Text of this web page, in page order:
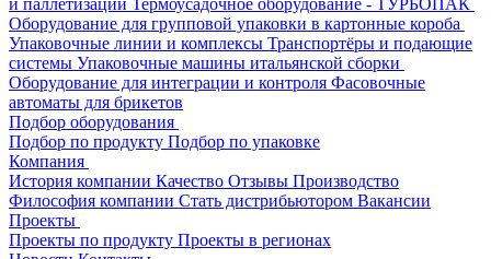
и паллетизации Термоусадочное оборудование - ТУРБОПАК
Оборудование для групповой упаковки в картонные короба
Упаковочные линии и комплексы Транспортёры и подающие
системы Упаковочные машины итальянской сборки
Оборудование для интеграции и контроля Фасовочные
автоматы для брикетов
Подбор оборудования
Подбор по продукту Подбор по упаковке
Компания
История компании Качество Отзывы Производство
Философия компании Стать дистрибьютором Вакансии
Проекты
Проекты по продукту Проекты в регионах